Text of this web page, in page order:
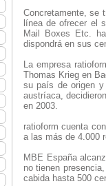
Concretamente, se
línea de ofrecer el
Mail Boxes Etc.
dispondrá en sus
La empresa
Thomas Krieg en
su país de origen y
austríaca,
en 2003.
ratioform cuenta
a las más de 4.000
MBE España
no tienen
cabida hasta 500